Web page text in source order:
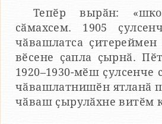
Тепӗр вырӑн:
сӑмахсем. 1905
чӑвашлатса
вӗсене ҫапла ҫырнӑ.
1920–1930-мӗш ҫулсенче
чӑвашлатнишӗн ятланӑ
чӑваш ҫырулӑхне витӗм